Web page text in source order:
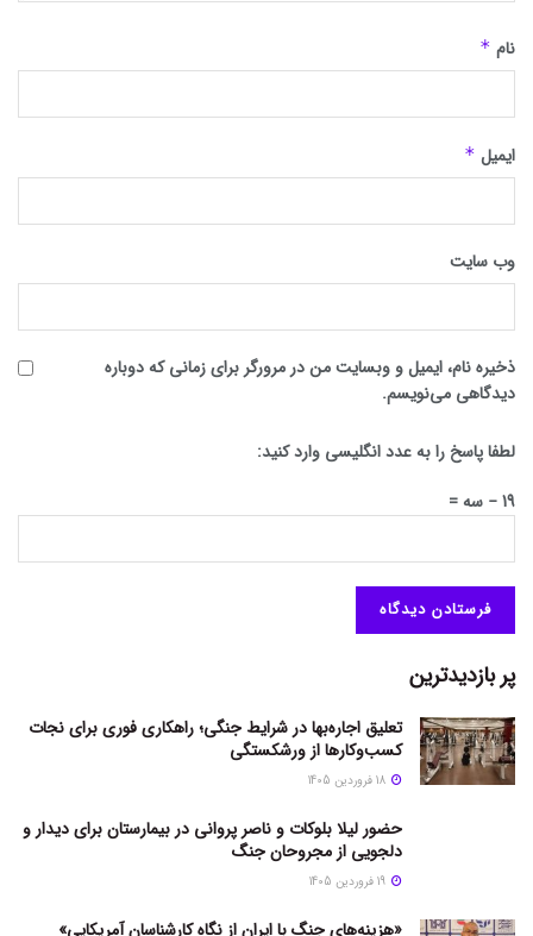
نام *
ایمیل *
وب‌ سایت
ذخیره نام، ایمیل و وبسایت من در مرورگر برای زمانی که دوباره
دیدگاهی می‌نویسم.
لطفا پاسخ را به عدد انگلیسی وارد کنید:
19 − سه =
پر بازدیدترین
تعلیق اجاره‌بها در شرایط جنگی؛ راهکاری فوری برای نجات
کسب‌وکارها از ورشکستگی
حضور لیلا بلوکات و ناصر پروانی در بیمارستان برای دیدار و
دلجویی از مجروحان جنگ
«هزینه‌های جنگ با ایران از نگاه کارشناسان آمریکایی»